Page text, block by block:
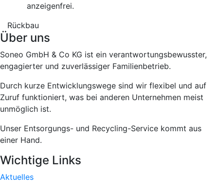
anzeigenfrei.
Rückbau
Über uns
Soneo GmbH & Co KG ist ein verantwortungsbewusster,
engagierter und zuverlässiger Familienbetrieb.
Durch kurze Entwicklungswege sind wir flexibel und auf
Zuruf funktioniert, was bei anderen Unternehmen meist
unmöglich ist.
Unser Entsorgungs- und Recycling-Service kommt aus
einer Hand.
Wichtige Links
Aktuelles